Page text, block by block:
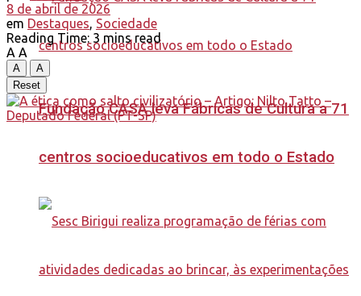
Fundação CASA leva Fábricas de Cultura a 71
centros socioeducativos em todo o Estado
8 de abril de 2026
em Destaques, Sociedade
Reading Time: 3 mins read
A A
A
A
Reset